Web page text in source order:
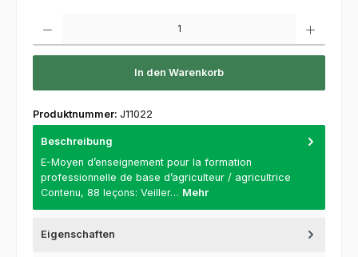
In den Warenkorb
Produktnummer: J11022
Beschreibung
E-Moyen d’enseignement pour la formation
professionnelle de base d’agriculteur / agricultrice
Contenu, 88 leçons: Veiller… Mehr
Eigenschaften